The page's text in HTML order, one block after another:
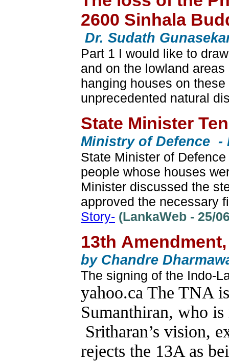
2600 Sinhala
Dr. Sudath
Part 1 I would like to
and on the lowland
hanging houses on
unprecedented natural
State Minister
Ministry of Defence -
State Minister of
people whose houses
Minister discussed the
approved the necessary
Story- (LankaWeb - 25/
13th
by Chandre
The signing of the Indo-
yahoo.ca The TNA
Sumanthiran, who
Sritharan’s vision,
rejects the 13A as